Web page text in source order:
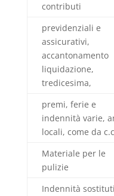
contributi
previdenziali e
assicurativi,
accantonamento
liquidazione,
tredicesima,
premi, ferie e
indennità varie,
locali, come da
Materiale per le
pulizie
Indennità